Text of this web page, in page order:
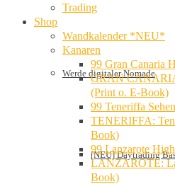
Werde digitaler Nomade
[NEU] Daytrading
Trading
Shop
Wandkalender *NEU*
Kanaren
99 Gran Canaria
GRAN
(Print o. E-Book)
99 Teneriffa
TENERIFFA:
Book)
99 Lanzarote
LANZAROTE:
Book)